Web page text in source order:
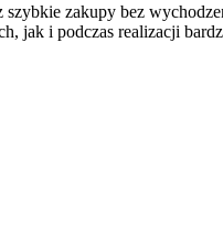
zakupy bez
jak i podczas realizacji